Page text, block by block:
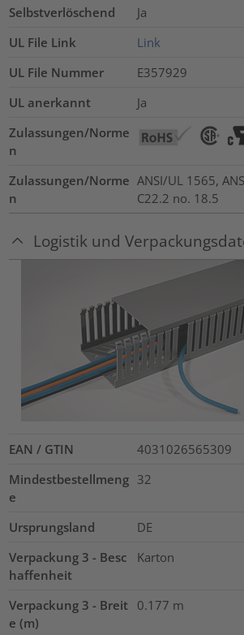
Selbstverlöschend
Ja
UL File Link
Link
UL File Nummer
E357929
UL anerkannt
Ja
Zulassungen/Norme
n
Zulassungen/Norme
n
ANSI/UL 1565,
C22.2 no. 18.5
Logistik und
EAN / GTIN
4031026565309
Mindestbestellmeng
e
32
Ursprungsland
DE
Verpackung 3 - Besc
haffenheit
Karton
Verpackung 3 - Breit
e (m)
0.177 m